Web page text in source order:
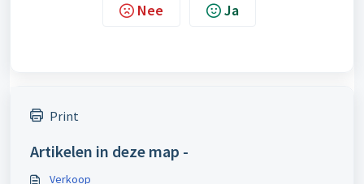
Nee Ja
Print
Artikelen in deze map -
Verkoop